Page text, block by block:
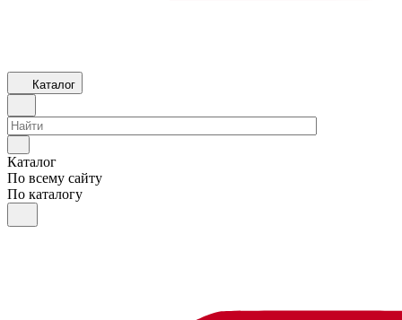
Каталог
Каталог
По всему сайту
По каталогу